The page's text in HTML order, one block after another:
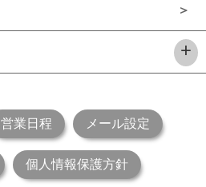
営業日程 メール設定
個人情報保護方針